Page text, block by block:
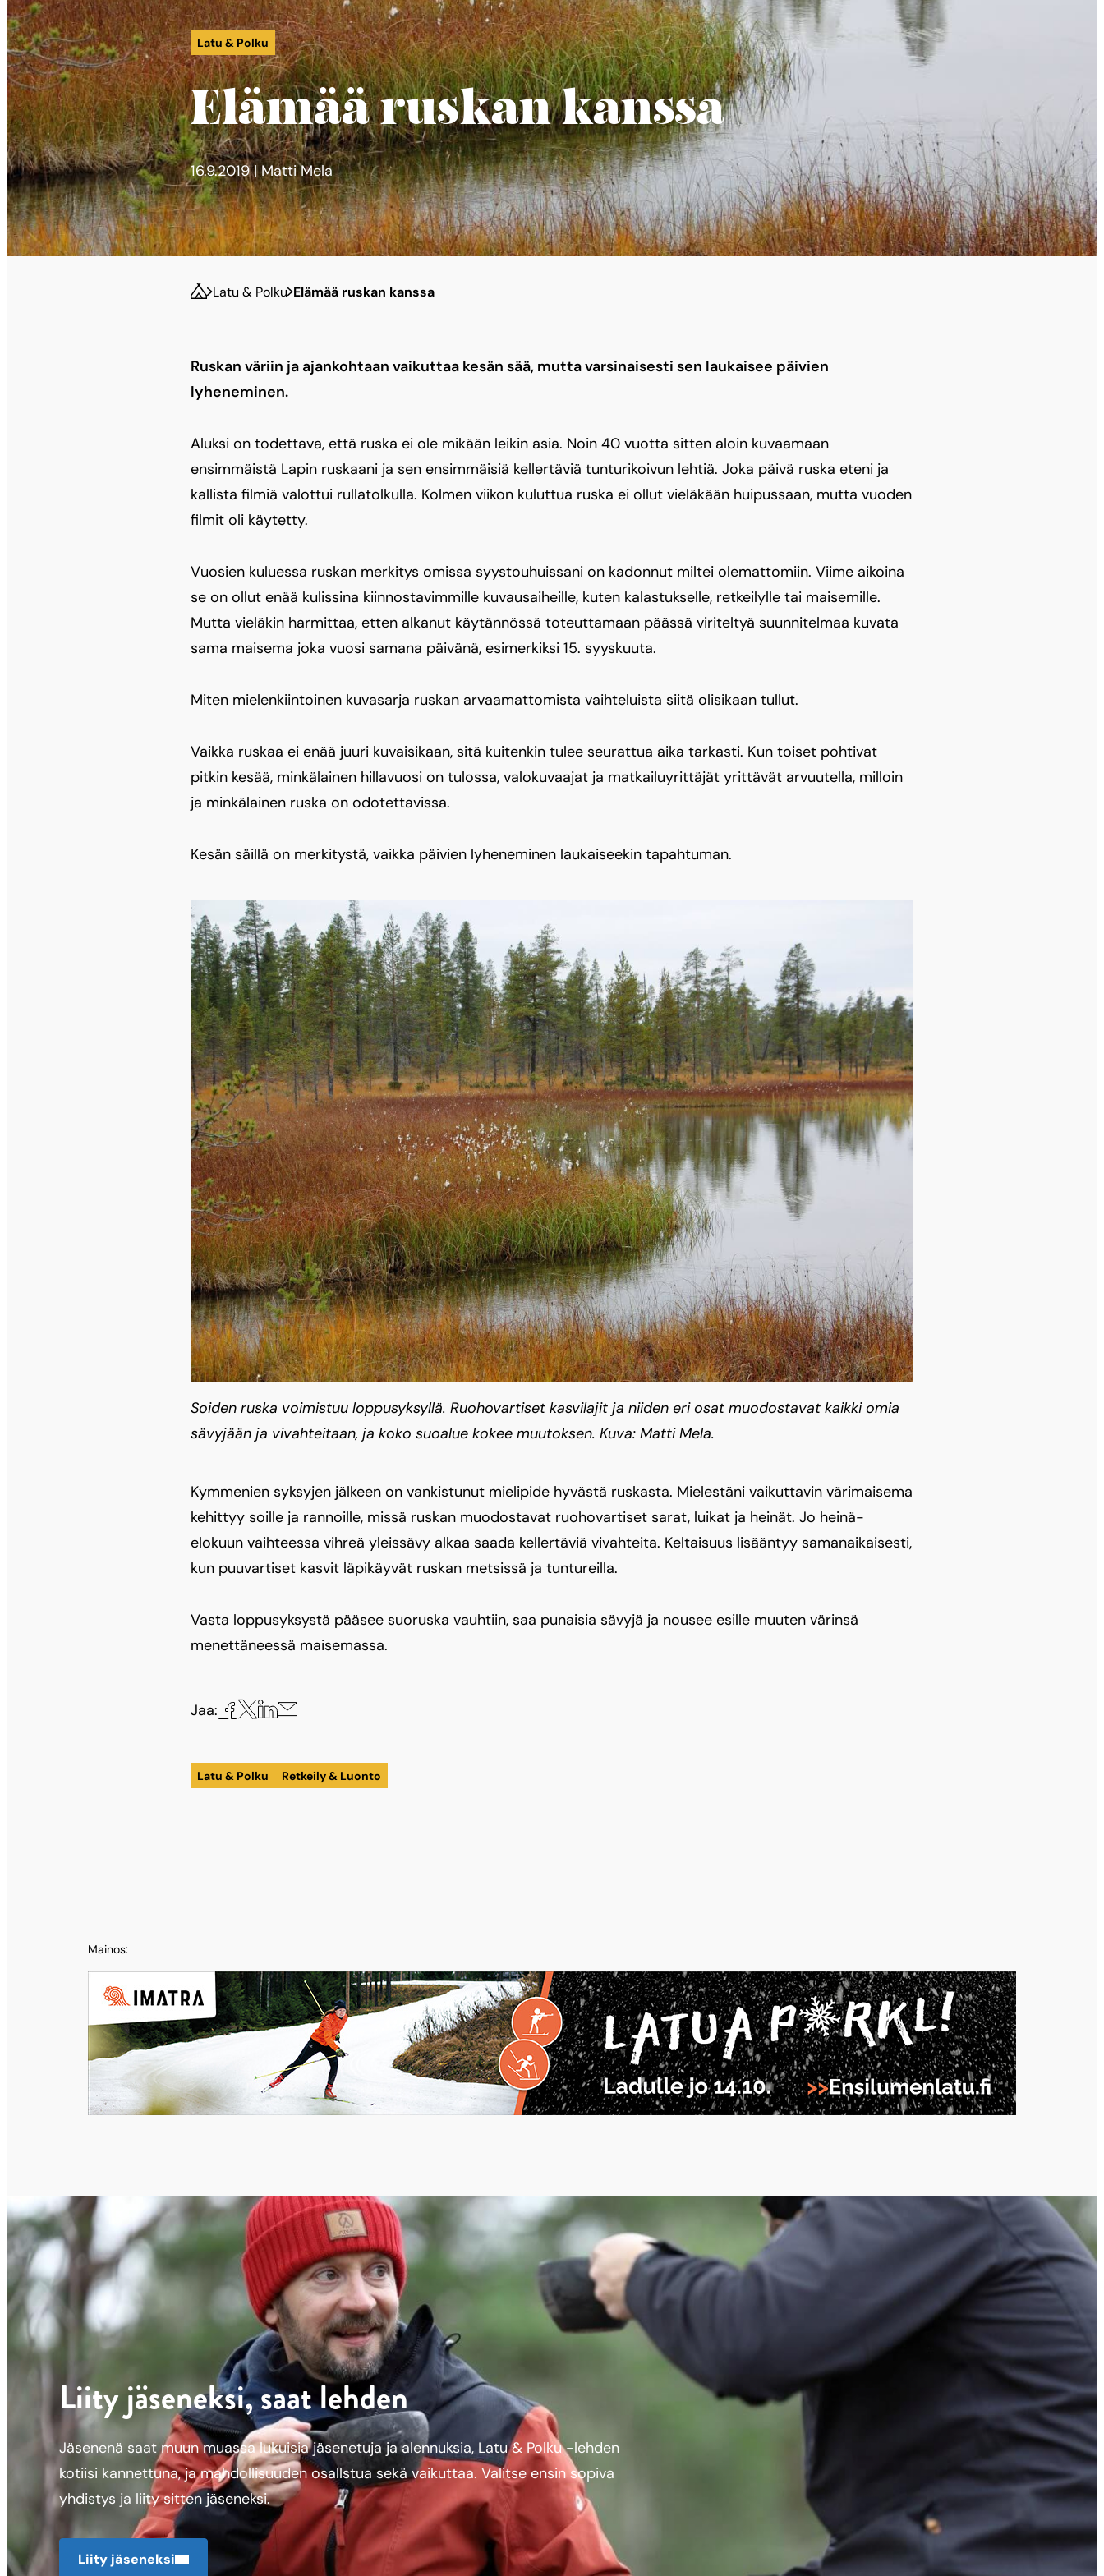
Latu & Polku
Elämää ruskan kanssa
16.9.2019 | Matti Mela
Latu & Polku Elämää ruskan kanssa
Ruskan väriin ja ajankohtaan vaikuttaa kesän sää, mutta varsinaisesti sen laukaisee päivien
lyheneminen.
Aluksi on todettava, että ruska ei ole mikään leikin asia. Noin 40 vuotta sitten aloin kuvaamaan
ensimmäistä Lapin ruskaani ja sen ensimmäisiä kellertäviä tunturikoivun lehtiä. Joka päivä ruska eteni ja
kallista filmiä valottui rullatolkulla. Kolmen viikon kuluttua ruska ei ollut vieläkään huipussaan, mutta vuoden
filmit oli käytetty.
Vuosien kuluessa ruskan merkitys omissa syystouhuissani on kadonnut miltei olemattomiin. Viime aikoina
se on ollut enää kulissina kiinnostavimmille kuvausaiheille, kuten kalastukselle, retkeilylle tai maisemille.
Mutta vieläkin harmittaa, etten alkanut käytännössä toteuttamaan päässä viriteltyä suunnitelmaa kuvata
sama maisema joka vuosi samana päivänä, esimerkiksi 15. syyskuuta.
Miten mielenkiintoinen kuvasarja ruskan arvaamattomista vaihteluista siitä olisikaan tullut.
Vaikka ruskaa ei enää juuri kuvaisikaan, sitä kuitenkin tulee seurattua aika tarkasti. Kun toiset pohtivat
pitkin kesää, minkälainen hillavuosi on tulossa, valokuvaajat ja matkailuyrittäjät yrittävät arvuutella, milloin
ja minkälainen ruska on odotettavissa.
Kesän säillä on merkitystä, vaikka päivien lyheneminen laukaiseekin tapahtuman.
Soiden ruska voimistuu loppusyksyllä. Ruohovartiset kasvilajit ja niiden eri osat muodostavat kaikki omia
sävyjään ja vivahteitaan, ja koko suoalue kokee muutoksen. Kuva: Matti Mela.
Kymmenien syksyjen jälkeen on vankistunut mielipide hyvästä ruskasta. Mielestäni vaikuttavin värimaisema
kehittyy soille ja rannoille, missä ruskan muodostavat ruohovartiset sarat, luikat ja heinät. Jo heinä-
elokuun vaihteessa vihreä yleissävy alkaa saada kellertäviä vivahteita. Keltaisuus lisääntyy samanaikaisesti,
kun puuvartiset kasvit läpikäyvät ruskan metsissä ja tuntureilla.
Vasta loppusyksystä pääsee suoruska vauhtiin, saa punaisia sävyjä ja nousee esille muuten värinsä
menettäneessä maisemassa.
Jaa: Jaa
Facebookissa
Jaa
X:ssä
Jaa
LinkedInissä
Jaa
sähköpostilla
Latu & Polku Retkeily & Luonto
Mainos:
Liity jäseneksi, saat lehden
Jäsenenä saat muun muassa lukuisia jäsenetuja ja alennuksia, Latu & Polku -lehden
kotiisi kannettuna, ja mahdollisuuden osallstua sekä vaikuttaa. Valitse ensin sopiva
yhdistys ja liity sitten jäseneksi.
Liity jäseneksi